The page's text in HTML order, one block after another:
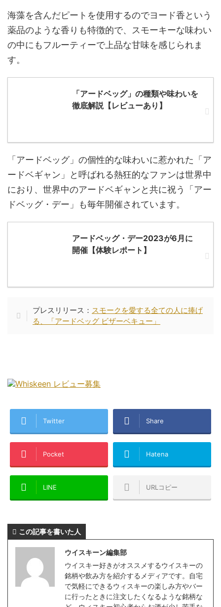
海藻を含んだピートを使用するのでヨード香という
薬品のような香りも特徴的で、スモーキーな味わい
の中にもフルーティーで上品な甘味を感じられま
す。
「アードベッグ」の種類や味わいを
徹底解説【レビューあり】
「アードベッグ」の個性的な味わいに惹かれた「ア
ードベギャン」と呼ばれる熱狂的なファンは世界中
におり、世界中のアードベギャンと共に祝う「アー
ドベッグ・デー」も毎年開催されています。
アードベッグ・デー2023が6月に
開催【体験レポート】
プレスリリース： スモークを愛する全ての人に捧げ
る、「アードベッグ ビザーベキュー」
Twitter Share
Pocket Hatena
LINE URLコピー
この記事を書いた人
ウイスキーン編集部
ウイスキー好きがオススメするウイスキーの
銘柄や飲み方を紹介するメディアです。自宅
で気軽にできるウィスキーの楽しみ方やバー
に行ったときに注文したくなるような銘柄な